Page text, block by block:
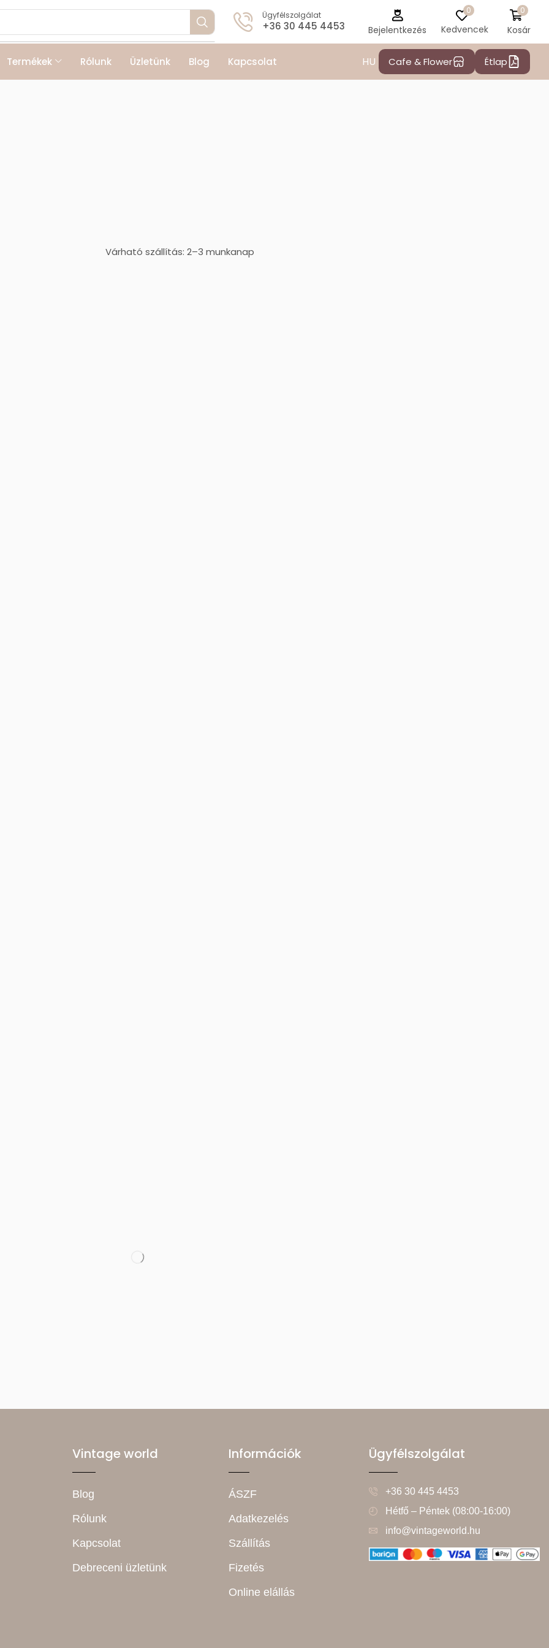
Ügyfélszolgálat
+36 30 445 4453 Bejelentkezés
0
Kedvencek
0
Kosár
Termékek Rólunk Üzletünk Blog Kapcsolat HU Cafe & Flower Étlap
Várható szállítás: 2–3 munkanap
Vintage world
Blog
Rólunk
Kapcsolat
Debreceni üzletünk
Információk
ÁSZF
Adatkezelés
Szállítás
Fizetés
Online elállás
Ügyfélszolgálat
+36 30 445 4453
Hétfő – Péntek (08:00-16:00)
info@vintageworld.hu